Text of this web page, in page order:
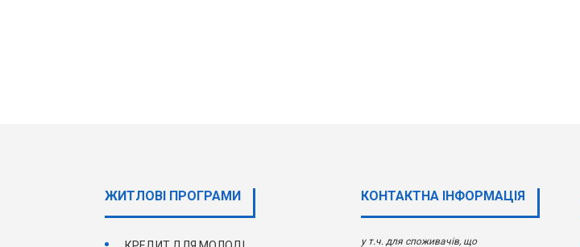
ЖИТЛОВІ ПРОГРАМИ КОНТАКТНА ІНФОРМАЦІЯ
у т.ч. для споживачів, що